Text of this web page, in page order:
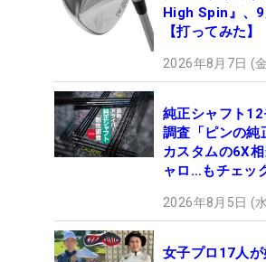
High Spin』、
【打ってみた】
2026年8月7日 (
純正シャフト
調査「ピンの純
カスタムの6X
ャロ…もチェッ
2026年8月5日 (
女子プロ17人が